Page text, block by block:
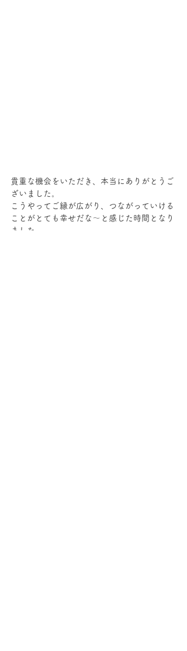
貴重な機会をいただき、本当にありがとうご
ざいました。
こうやってご縁が広がり、つながっていける
ことがとても幸せだな～と感じた時間となり
ました。